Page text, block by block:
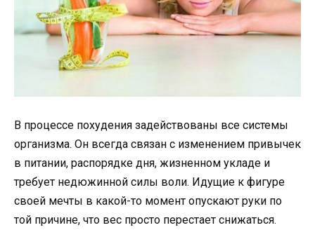
В процессе похудения задействованы все системы
организма. Он всегда связан с изменением привычек
в питании, распорядке дня, жизненном укладе и
требует недюжинной силы воли. Идущие к фигуре
своей мечты в какой-то момент опускают руки по
той причине, что вес просто перестает снижаться.